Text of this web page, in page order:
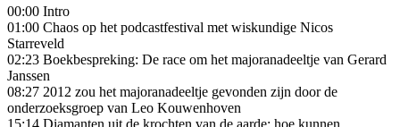
00:00 Intro
01:00 Chaos op het podcastfestival met wiskundige Nicos
Starreveld
02:23 Boekbespreking: De race om het majoranadeeltje van Gerard
Janssen
08:27 2012 zou het majoranadeeltje gevonden zijn door de
onderzoeksgroep van Leo Kouwenhoven